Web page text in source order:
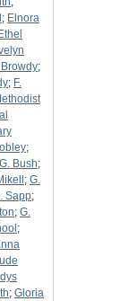
; Elnora
Ethel
Browdy;
; F.
;
G. Bush;
; G.
Sapp;
; G.
;
; Gloria